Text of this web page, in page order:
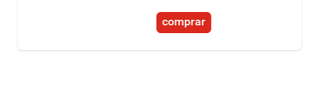
comprar